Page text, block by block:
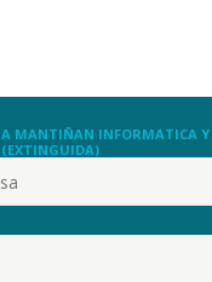
A MANTIÑAN INFORMATICA Y
(EXTINGUIDA)